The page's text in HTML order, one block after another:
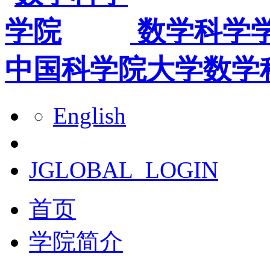
数学科学
中国科学院大学数学
English
JGLOBAL_LOGIN
首页
学院简介